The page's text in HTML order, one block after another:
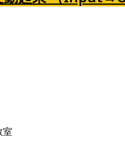
室